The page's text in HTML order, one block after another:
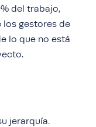
del trabajo,
los gestores de
lo que no está
jerarquía.